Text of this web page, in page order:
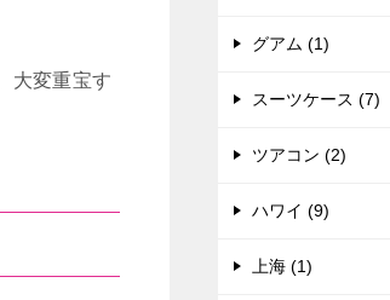
大変重宝す
グアム (1)
スーツケース (7)
ツアコン (2)
ハワイ (9)
上海 (1)